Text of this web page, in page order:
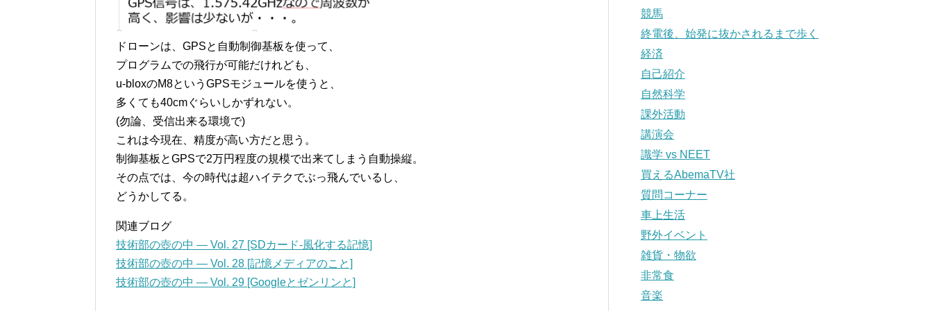
ドローンは、GPSと自動制御基板を使って、
プログラムでの飛行が可能だけれども、
u-bloxのM8というGPSモジュールを使うと、
多くても40cmぐらいしかずれない。
(勿論、受信出来る環境で)
これは今現在、精度が高い方だと思う。
制御基板とGPSで2万円程度の規模で出来てしまう自動操縦。
その点では、今の時代は超ハイテクでぶっ飛んでいるし、
どうかしてる。
関連ブログ
技術部の壺の中 — Vol. 27 [SDカード-風化する記憶]
技術部の壺の中 — Vol. 28 [記憶メディアのこと]
技術部の壺の中 — Vol. 29 [Googleとゼンリンと]
競馬
終電後、始発に抜かされるまで歩く
経済
自己紹介
自然科学
課外活動
講演会
識学 vs NEET
買えるAbemaTV社
質問コーナー
車上生活
野外イベント
雑貨・物欲
非常食
音楽